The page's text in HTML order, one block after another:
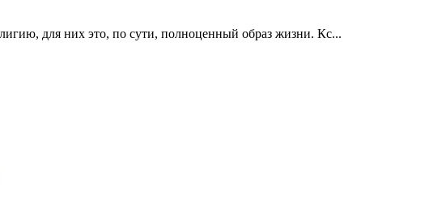
для них это, по сути, полноценный образ жизни. Кс...